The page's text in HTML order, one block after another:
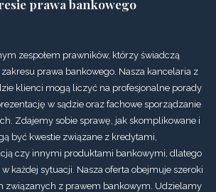
prawa bankowego
zespołem prawników, którzy świadczą
prawa bankowego. Nasza kancelaria z
klienci mogą liczyć na profesjonalne porady
w sądzie oraz fachowe sporządzanie
Zdajemy sobie sprawę, jak skomplikowane i
być kwestie związane z kredytami,
czy innymi produktami bankowymi, dlatego
każdej sytuacji. Nasza oferta obejmuje szeroki
związanych z prawem bankowym. Udzielamy